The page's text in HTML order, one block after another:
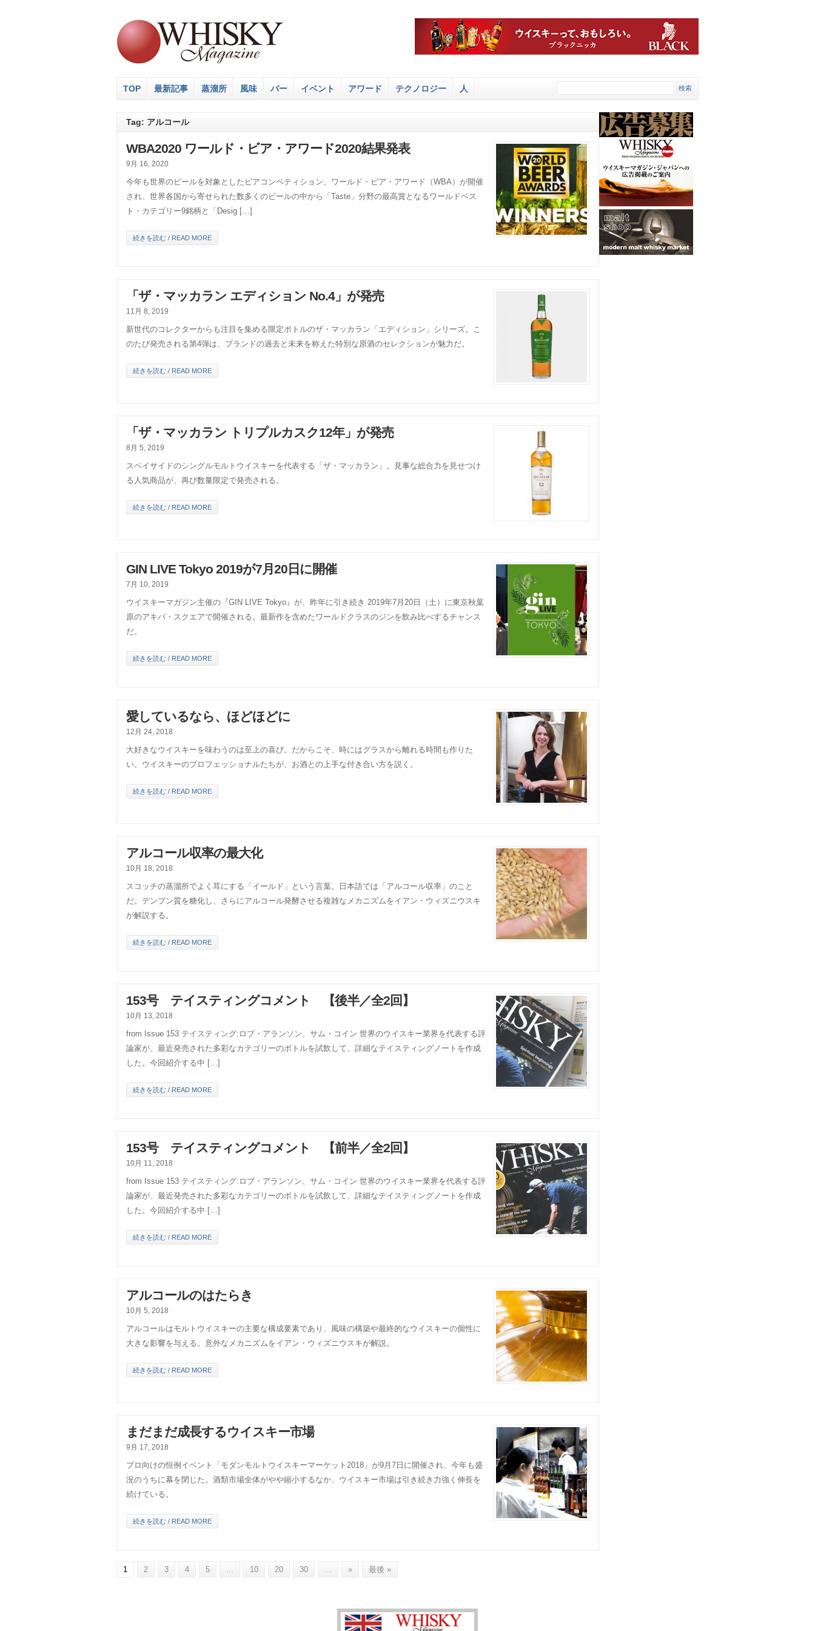
TOP 最新記事 蒸溜所 風味 バー イベント アワード テクノロジー 人
Tag: アルコール
WBA2020 ワールド・ビア・アワード2020結果発表
9月 16, 2020
今年も世界のビールを対象としたビアコンペティション、ワールド・ビア・アワード（WBA）が開催
され、世界各国から寄せられた数多くのビールの中から「Taste」分野の最高賞となるワールドベス
ト・カテゴリー9銘柄と「Desig […]
続きを読む / READ MORE
「ザ・マッカラン エディション No.4」が発売
11月 8, 2019
新世代のコレクターからも注目を集める限定ボトルのザ・マッカラン「エディション」シリーズ。こ
のたび発売される第4弾は、ブランドの過去と未来を称えた特別な原酒のセレクションが魅力だ。
続きを読む / READ MORE
「ザ・マッカラン トリプルカスク12年」が発売
8月 5, 2019
スペイサイドのシングルモルトウイスキーを代表する「ザ・マッカラン」。見事な総合力を見せつけ
る人気商品が、再び数量限定で発売される。
続きを読む / READ MORE
GIN LIVE Tokyo 2019が7月20日に開催
7月 10, 2019
ウイスキーマガジン主催の『GIN LIVE Tokyo』が、昨年に引き続き 2019年7月20日（土）に東京秋葉
原のアキバ・スクエアで開催される。最新作を含めたワールドクラスのジンを飲み比べするチャンス
だ。
続きを読む / READ MORE
愛しているなら、ほどほどに
12月 24, 2018
大好きなウイスキーを味わうのは至上の喜び。だからこそ、時にはグラスから離れる時間も作りた
い。ウイスキーのプロフェッショナルたちが、お酒との上手な付き合い方を説く。
続きを読む / READ MORE
アルコール収率の最大化
10月 18, 2018
スコッチの蒸溜所でよく耳にする「イールド」という言葉。日本語では「アルコール収率」のこと
だ。デンプン質を糖化し、さらにアルコール発酵させる複雑なメカニズムをイアン・ウィズニウスキ
が解説する。
続きを読む / READ MORE
153号 テイスティングコメント 【後半／全2回】
10月 13, 2018
from Issue 153 テイスティング:ロブ・アランソン、サム・コイン 世界のウイスキー業界を代表する評
論家が、最近発売された多彩なカテゴリーのボトルを試飲して、詳細なテイスティングノートを作成
した。今回紹介する中 […]
続きを読む / READ MORE
153号 テイスティングコメント 【前半／全2回】
10月 11, 2018
from Issue 153 テイスティング:ロブ・アランソン、サム・コイン 世界のウイスキー業界を代表する評
論家が、最近発売された多彩なカテゴリーのボトルを試飲して、詳細なテイスティングノートを作成
した。今回紹介する中 […]
続きを読む / READ MORE
アルコールのはたらき
10月 5, 2018
アルコールはモルトウイスキーの主要な構成要素であり、風味の構築や最終的なウイスキーの個性に
大きな影響を与える。意外なメカニズムをイアン・ウィズニウスキが解説。
続きを読む / READ MORE
まだまだ成長するウイスキー市場
9月 17, 2018
プロ向けの恒例イベント「モダンモルトウイスキーマーケット2018」が9月7日に開催され、今年も盛
況のうちに幕を閉じた。酒類市場全体がやや縮小するなか、ウイスキー市場は引き続き力強く伸長を
続けている。
続きを読む / READ MORE
1 2 3 4 5 ... 10 20 30 ... » 最後 »